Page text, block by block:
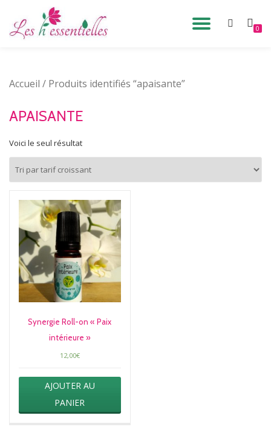
Aller
0
Accueil / Produits identifiés “apaisante”
APAISANTE
Voici le seul résultat
Synergie Roll-on « Paix
intérieure »
12,00€
AJOUTER AU
PANIER